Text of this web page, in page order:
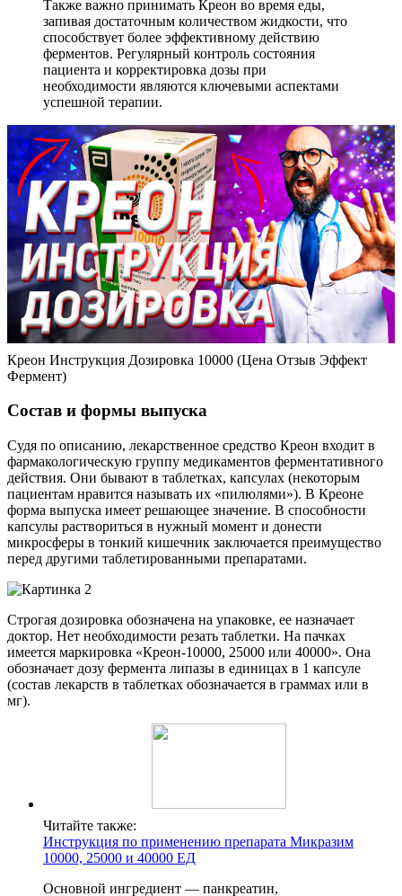
Также важно принимать Креон во время еды,
запивая достаточным количеством жидкости, что
способствует более эффективному действию
ферментов. Регулярный контроль состояния
пациента и корректировка дозы при
необходимости являются ключевыми аспектами
успешной терапии.
Креон Инструкция Дозировка 10000 (Цена Отзыв Эффект
Фермент)
Состав и формы выпуска
Судя по описанию, лекарственное средство Креон входит в
фармакологическую группу медикаментов ферментативного
действия. Они бывают в таблетках, капсулах (некоторым
пациентам нравится называть их «пилюлями»). В Креоне
форма выпуска имеет решающее значение. В способности
капсулы раствориться в нужный момент и донести
микросферы в тонкий кишечник заключается преимущество
перед другими таблетированными препаратами.
Строгая дозировка обозначена на упаковке, ее назначает
доктор. Нет необходимости резать таблетки. На пачках
имеется маркировка «Креон-10000, 25000 или 40000». Она
обозначает дозу фермента липазы в единицах в 1 капсуле
(состав лекарств в таблетках обозначается в граммах или в
мг).
Читайте также:
Инструкция по применению препарата Микразим
10000, 25000 и 40000 ЕД
Основной ингредиент — панкреатин,